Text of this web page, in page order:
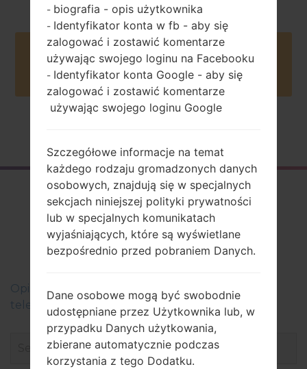
Buy accessories on Amazon
Firmware
LGD855P(LGD855P)
akaLG G3
Оpis regionów oprogramowania układowego dla
telefonów LG
- biografia - opis użytkownika
- Identyfikator konta w fb - aby się
zalogować i zostawić komentarze
używając swojego loginu na Facebooku
- Identyfikator konta Google - aby się
zalogować i zostawić komentarze
używając swojego loginu Google
Szczegółowe informacje na temat
każdego rodzaju gromadzonych danych
osobowych, znajdują się w specjalnych
sekcjach niniejszej polityki prywatności
lub w specjalnych komunikatach
wyjaśniających, które są wyświetlane
bezpośrednio przed pobraniem Danych.
Dane osobowe mogą być swobodnie
udostępniane przez Użytkownika lub, w
przypadku Danych użytkowania,
zbierane automatycznie podczas
korzystania z tego Dodatku.